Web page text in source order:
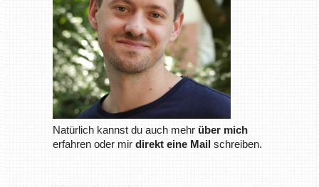
Natürlich kannst du auch mehr über mich
erfahren oder mir direkt eine Mailschreiben.